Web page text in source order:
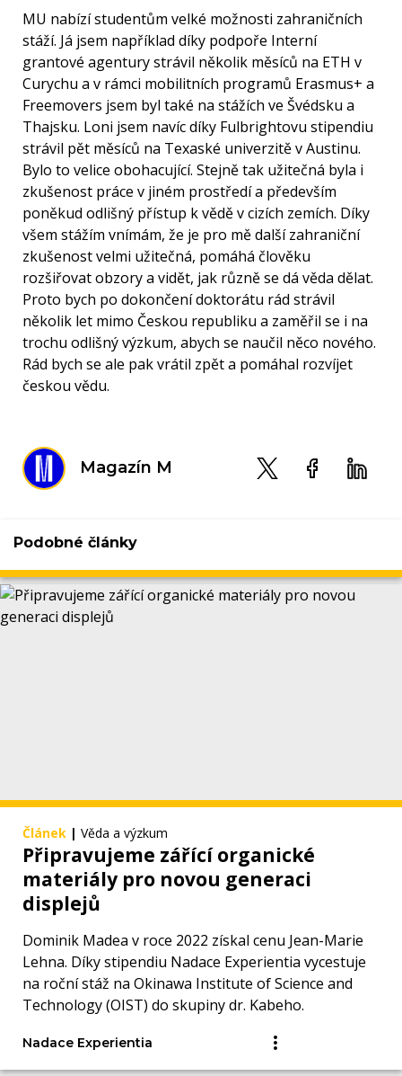
MU nabízí studentům velké možnosti zahraničních
stáží. Já jsem například díky podpoře Interní
grantové agentury strávil několik měsíců na ETH v
Curychu a v rámci mobilitních programů Erasmus+ a
Freemovers jsem byl také na stážích ve Švédsku a
Thajsku. Loni jsem navíc díky Fulbrightovu stipendiu
strávil pět měsíců na Texaské univerzitě v Austinu.
Bylo to velice obohacující. Stejně tak užitečná byla i
zkušenost práce v jiném prostředí a především
poněkud odlišný přístup k vědě v cizích zemích. Díky
všem stážím vnímám, že je pro mě další zahraniční
zkušenost velmi užitečná, pomáhá člověku
rozšiřovat obzory a vidět, jak různě se dá věda dělat.
Proto bych po dokončení doktorátu rád strávil
několik let mimo Českou republiku a zaměřil se i na
trochu odlišný výzkum, abych se naučil něco nového.
Rád bych se ale pak vrátil zpět a pomáhal rozvíjet
českou vědu.
Magazín M
Podobné články
Článek | Věda a výzkum
Připravujeme zářící organické
materiály pro novou generaci
displejů
Dominik Madea v roce 2022 získal cenu Jean-Marie
Lehna. Díky stipendiu Nadace Experientia vycestuje
na roční stáž na Okinawa Institute of Science and
Technology (OIST) do skupiny dr. Kabeho.
Nadace Experientia